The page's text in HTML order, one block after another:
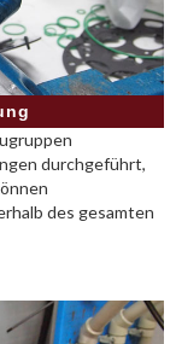
durchgeführt,
des gesamten